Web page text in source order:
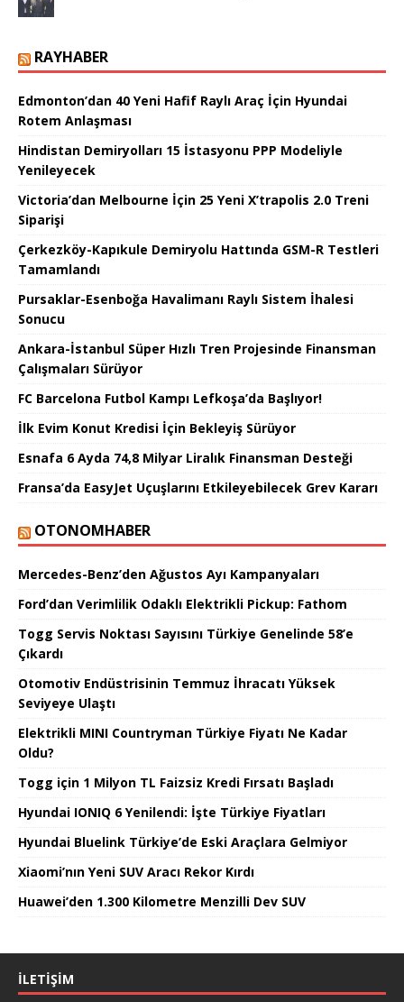
RAYHABER
Edmonton’dan 40 Yeni Hafif Raylı Araç İçin Hyundai
Rotem Anlaşması
Hindistan Demiryolları 15 İstasyonu PPP Modeliyle
Yenileyecek
Victoria’dan Melbourne İçin 25 Yeni X’trapolis 2.0 Treni
Siparişi
Çerkezköy-Kapıkule Demiryolu Hattında GSM-R Testleri
Tamamlandı
Pursaklar-Esenboğa Havalimanı Raylı Sistem İhalesi
Sonucu
Ankara-İstanbul Süper Hızlı Tren Projesinde Finansman
Çalışmaları Sürüyor
FC Barcelona Futbol Kampı Lefkoşa’da Başlıyor!
İlk Evim Konut Kredisi İçin Bekleyiş Sürüyor
Esnafa 6 Ayda 74,8 Milyar Liralık Finansman Desteği
Fransa’da EasyJet Uçuşlarını Etkileyebilecek Grev Kararı
OTONOMHABER
Mercedes-Benz’den Ağustos Ayı Kampanyaları
Ford’dan Verimlilik Odaklı Elektrikli Pickup: Fathom
Togg Servis Noktası Sayısını Türkiye Genelinde 58’e
Çıkardı
Otomotiv Endüstrisinin Temmuz İhracatı Yüksek
Seviyeye Ulaştı
Elektrikli MINI Countryman Türkiye Fiyatı Ne Kadar
Oldu?
Togg için 1 Milyon TL Faizsiz Kredi Fırsatı Başladı
Hyundai IONIQ 6 Yenilendi: İşte Türkiye Fiyatları
Hyundai Bluelink Türkiye’de Eski Araçlara Gelmiyor
Xiaomi’nın Yeni SUV Aracı Rekor Kırdı
Huawei’den 1.300 Kilometre Menzilli Dev SUV
İLETIŞIM